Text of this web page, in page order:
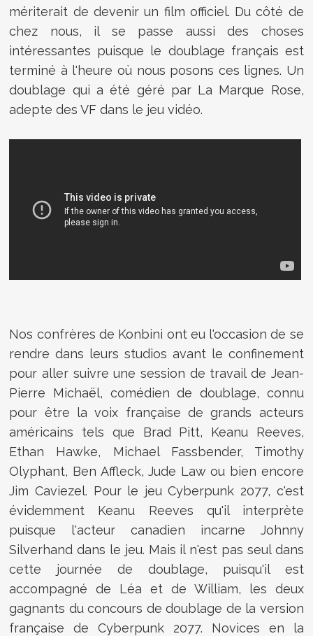
mériterait de devenir un film officiel. Du côté de
chez nous, il se passe aussi des choses
intéressantes puisque le doublage français est
terminé à l'heure où nous posons ces lignes. Un
doublage qui a été géré par La Marque Rose,
adepte des VF dans le jeu vidéo.
Nos confrères de Konbini ont eu l'occasion de se
rendre dans leurs studios avant le confinement
pour aller suivre une session de travail de Jean-
Pierre Michaël, comédien de doublage, connu
pour être la voix française de grands acteurs
américains tels que Brad Pitt, Keanu Reeves,
Ethan Hawke, Michael Fassbender, Timothy
Olyphant, Ben Affleck, Jude Law ou bien encore
Jim Caviezel. Pour le jeu Cyberpunk 2077, c'est
évidemment Keanu Reeves qu'il interprète
puisque l'acteur canadien incarne Johnny
Silverhand dans le jeu. Mais il n'est pas seul dans
cette journée de doublage, puisqu'il est
accompagné de Léa et de William, les deux
gagnants du concours de doublage de la version
française de Cyberpunk 2077. Novices en la